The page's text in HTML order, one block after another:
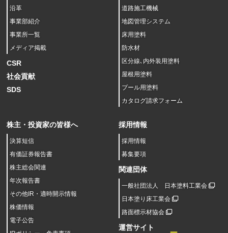
沿革
事業部紹介
事業所一覧
メディア掲載
CSR
社会貢献
SDS
道路施工機械
地図管理システム
床用塗料
防水材
区分線､内外装用塗料
屋根用塗料
プール用塗料
カタログ請求フォーム
株主・投資家の皆様へ
決算短信
有価証券報告書
株主総会関連
年次報告書
その他IR・適時開示情報
株価情報
電子公告
採用情報
採用情報
募集要項
関連団体
一般社団法人 日本塗料工業会
日本塗り床工業会
路面標示材協会
運営サイト